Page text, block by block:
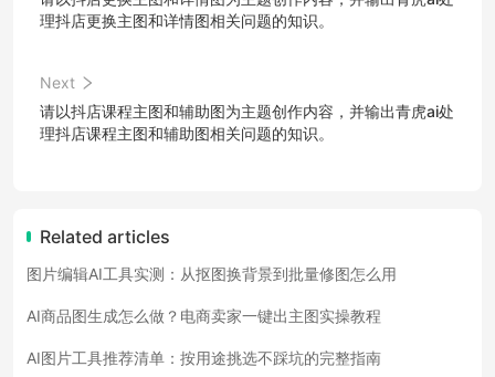
理抖店更换主图和详情图相关问题的知识。
Next
请以抖店课程主图和辅助图为主题创作内容，并输出青虎ai处
理抖店课程主图和辅助图相关问题的知识。
Related articles
图片编辑AI工具实测：从抠图换背景到批量修图怎么用
AI商品图生成怎么做？电商卖家一键出主图实操教程
AI图片工具推荐清单：按用途挑选不踩坑的完整指南